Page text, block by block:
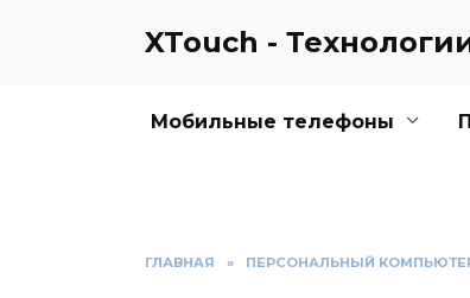
XTouch -
Мобильные телефоны
ГЛАВНАЯ » ПЕРСОНАЛЬНЫЙ